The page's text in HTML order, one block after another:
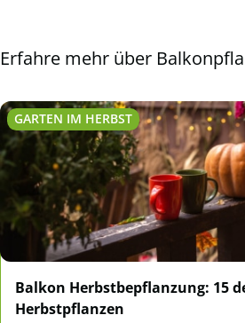
Erfahre mehr über
GARTEN IM HERBST
Balkon Herbstbepflanzung: 15
Herbstpflanzen